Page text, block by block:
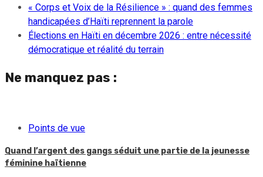
« Corps et Voix de la Résilience » : quand des femmes
handicapées d’Haïti reprennent la parole
Élections en Haïti en décembre 2026 : entre nécessité
démocratique et réalité du terrain
Ne manquez pas :
Points de vue
Quand l’argent des gangs séduit une partie de la jeunesse
féminine haïtienne